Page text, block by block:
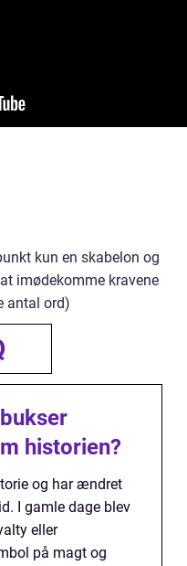
kun en skabelon og
imødekomme kravene
antal ord)
historien?
og har ændret
I gamle dage blev
eller
på magt og